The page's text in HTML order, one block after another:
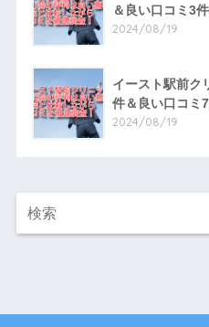
＆良い口コミ3
2024/08/19
イースト駅前ク
件＆良い口コミ
2024/08/19